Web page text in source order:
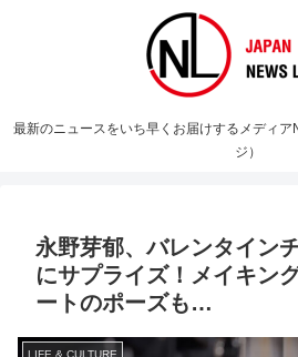
最新のニュースをいち早くお届けするメディ
ジ）
永野芽郁、バレンタイン
にサプライズ！メイキン
ートのポーズも…